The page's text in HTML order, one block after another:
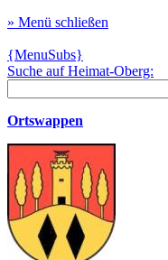
» Menü schließen
{MenuSubs}
Suche auf Heimat-Oberg:
Ortswappen